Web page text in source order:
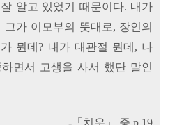
알고 있었기 때문이다. 내가
가 이모부의 뜻대로, 장인의
뭔데? 내가 대관절 뭔데, 나
면서 고생을 사서 했단 말인
-「치우」 중 p.19